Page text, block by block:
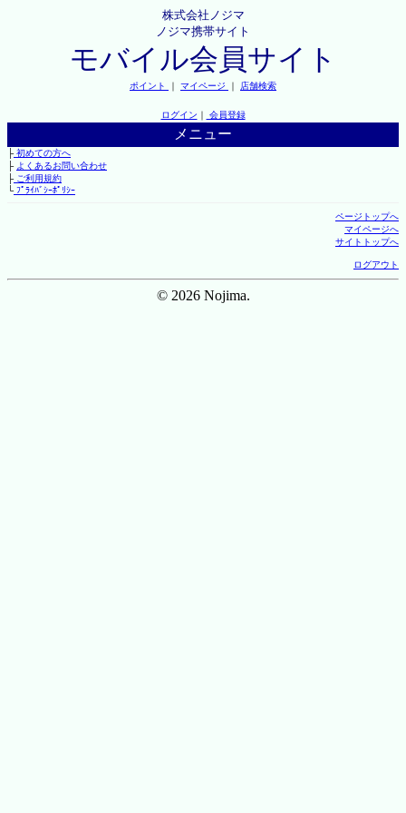
株式会社ノジマ
ノジマ携帯サイト
モバイル会員サイト
ポイント ｜ マイページ ｜ 店舗検索
ログイン ｜ 会員登録
メニュー
├初めての方へ
├ よくあるお問い合わせ
├ご利用規約
└ﾌﾟﾗｲﾊﾞｼｰﾎﾟﾘｼｰ
ページトップへ
マイページへ
サイトトップへ
ログアウト
© 2026 Nojima.